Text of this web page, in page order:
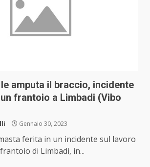
amputa il braccio, incidente
frantoio a Limbadi (Vibo
Gennaio 30, 2023
ferita in un incidente sul lavoro
di Limbadi, in...